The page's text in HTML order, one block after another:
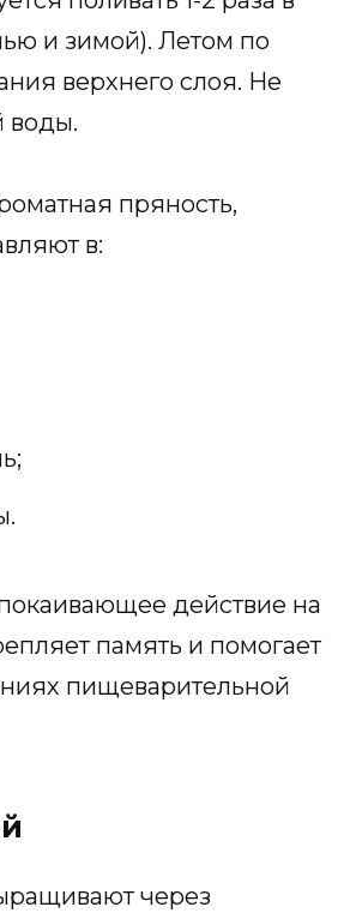
и зимой). Летом по
верхнего слоя. Не
воды.
пряность,
в:
действие на
память и помогает
пищеварительной
через